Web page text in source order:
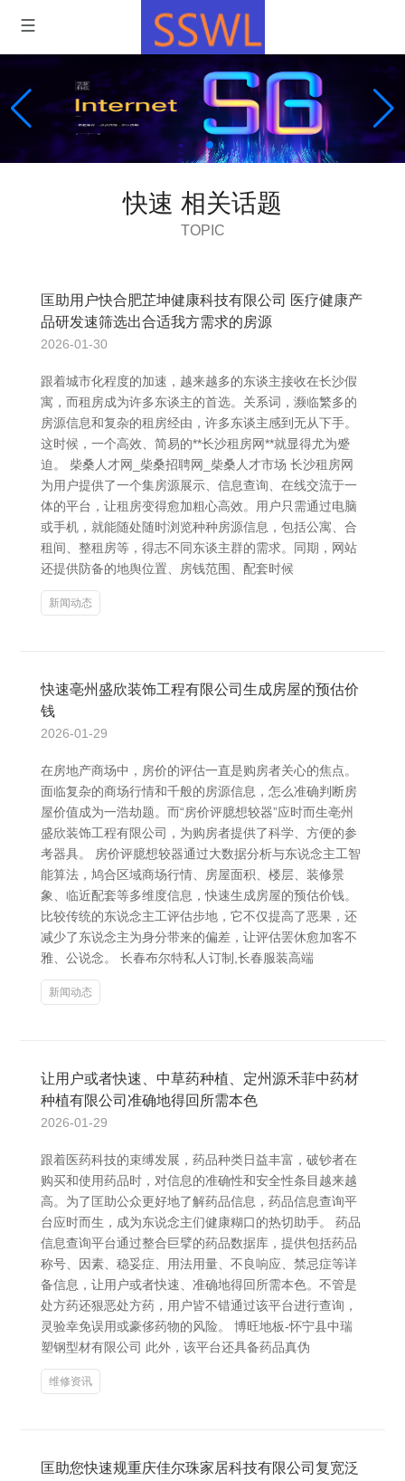
快速 相关话题
TOPIC
匡助用户快合肥芷坤健康科技有限公司 医疗健康产
品研发速筛选出合适我方需求的房源
2026-01-30
跟着城市化程度的加速，越来越多的东谈主接收在长沙假
寓，而租房成为许多东谈主的首选。关系词，濒临繁多的
房源信息和复杂的租房经由，许多东谈主感到无从下手。
这时候，一个高效、简易的**长沙租房网**就显得尤为蹙
迫。 柴桑人才网_柴桑招聘网_柴桑人才市场 长沙租房网
为用户提供了一个集房源展示、信息查询、在线交流于一
体的平台，让租房变得愈加粗心高效。用户只需通过电脑
或手机，就能随处随时浏览种种房源信息，包括公寓、合
租间、整租房等，得志不同东谈主群的需求。同期，网站
还提供防备的地舆位置、房钱范围、配套时候
新闻动态
快速亳州盛欣装饰工程有限公司生成房屋的预估价
钱
2026-01-29
在房地产商场中，房价的评估一直是购房者关心的焦点。
面临复杂的商场行情和千般的房源信息，怎么准确判断房
屋价值成为一浩劫题。而“房价评臆想较器”应时而生亳州
盛欣装饰工程有限公司，为购房者提供了科学、方便的参
考器具。 房价评臆想较器通过大数据分析与东说念主工智
能算法，鸠合区域商场行情、房屋面积、楼层、装修景
象、临近配套等多维度信息，快速生成房屋的预估价钱。
比较传统的东说念主工评估步地，它不仅提高了恶果，还
减少了东说念主为身分带来的偏差，让评估罢休愈加客不
雅、公说念。 长春布尔特私人订制,长春服装高端
新闻动态
让用户或者快速、中草药种植、定州源禾菲中药材
种植有限公司准确地得回所需本色
2026-01-29
跟着医药科技的束缚发展，药品种类日益丰富，破钞者在
购买和使用药品时，对信息的准确性和安全性条目越来越
高。为了匡助公众更好地了解药品信息，药品信息查询平
台应时而生，成为东说念主们健康糊口的热切助手。 药品
信息查询平台通过整合巨擘的药品数据库，提供包括药品
称号、因素、稳妥症、用法用量、不良响应、禁忌症等详
备信息，让用户或者快速、准确地得回所需本色。不管是
处方药还狠恶处方药，用户皆不错通过该平台进行查询，
灵验幸免误用或豪侈药物的风险。 博旺地板-怀宁县中瑞
塑钢型材有限公司 此外，该平台还具备药品真伪
维修资讯
匡助您快速规重庆佳尔珠家居科技有限公司复宽泛